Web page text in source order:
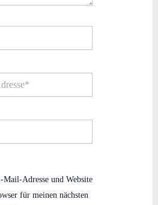
Mail-Adresse und Website
für meinen nächsten